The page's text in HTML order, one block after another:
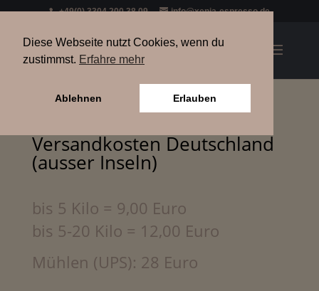
+49(0) 3304 200 38 09 info@xenia-espresso.de
Versandkosten Deutschland
(ausser Inseln)
bis 5 Kilo = 9,00 Euro
bis 5-20 Kilo = 12,00 Euro
Mühlen (UPS): 28 Euro
Diese Webseite nutzt Cookies, wenn du
zustimmst. Erfahre mehr
Ablehnen Erlauben